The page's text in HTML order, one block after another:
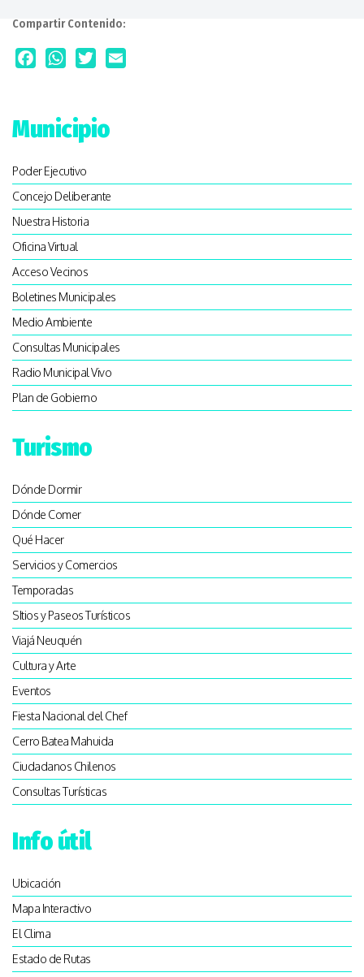
Compartir Contenido:
Municipio
Poder Ejecutivo
Concejo Deliberante
Nuestra Historia
Oficina Virtual
Acceso Vecinos
Boletines Municipales
Medio Ambiente
Consultas Municipales
Radio Municipal Vivo
Plan de Gobierno
Turismo
Dónde Dormir
Dónde Comer
Qué Hacer
Servicios y Comercios
Temporadas
SItios y Paseos Turísticos
Viajá Neuquén
Cultura y Arte
Eventos
Fiesta Nacional del Chef
Cerro Batea Mahuida
Ciudadanos Chilenos
Consultas Turísticas
Info útil
Ubicación
Mapa Interactivo
El Clima
Estado de Rutas